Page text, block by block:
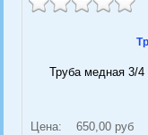
Труба медная 3/4
Цена:
650,00 руб